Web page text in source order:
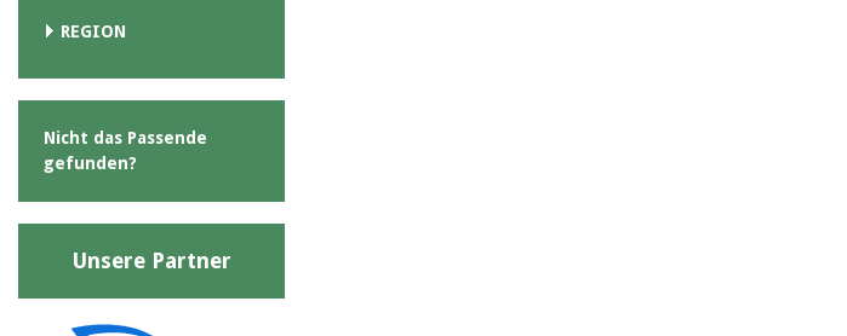
REGION
Nicht das Passende
gefunden?
Unsere Partner